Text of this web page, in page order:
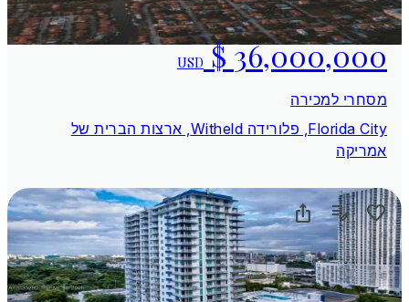
USD
מסחרי למכירה
Florida City, פלורידה Witheld, ארצות הברית של
אמריקה